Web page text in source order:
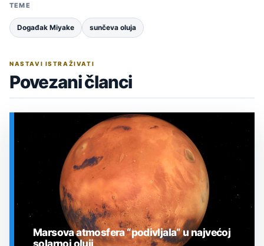
TEME
Događak Miyake sunčeva oluja
NASTAVI ISTRAŽIVATI
Povezani članci
Marsova atmosfera “podivljala” u najvećoj
solarnoj oluji